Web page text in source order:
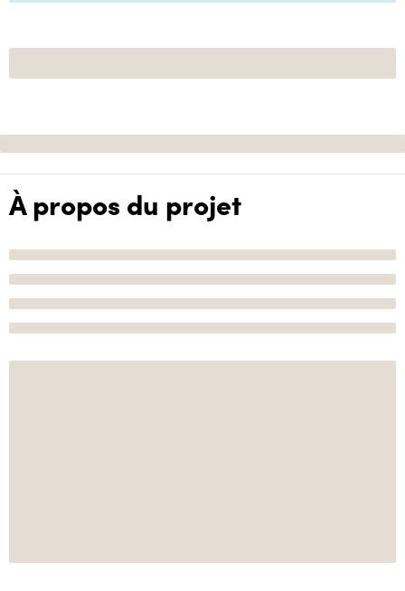
À propos du projet